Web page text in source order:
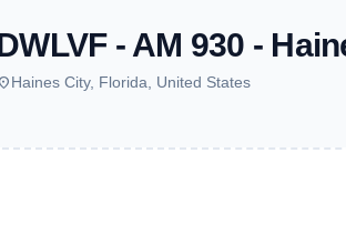
- AM 930 -
Haines City, Florida, United States